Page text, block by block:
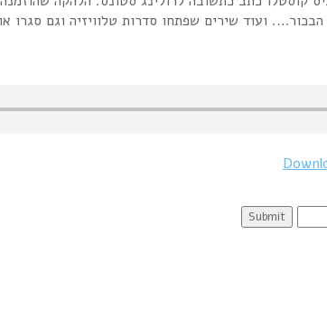
ועוד שירים שפתחו סדרות טלוויזיה וגם סגרו